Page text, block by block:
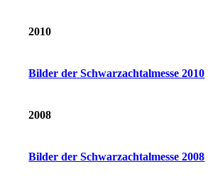
2010
Bilder der Schwarzachtalmesse 2010
2008
Bilder der Schwarzachtalmesse 2008